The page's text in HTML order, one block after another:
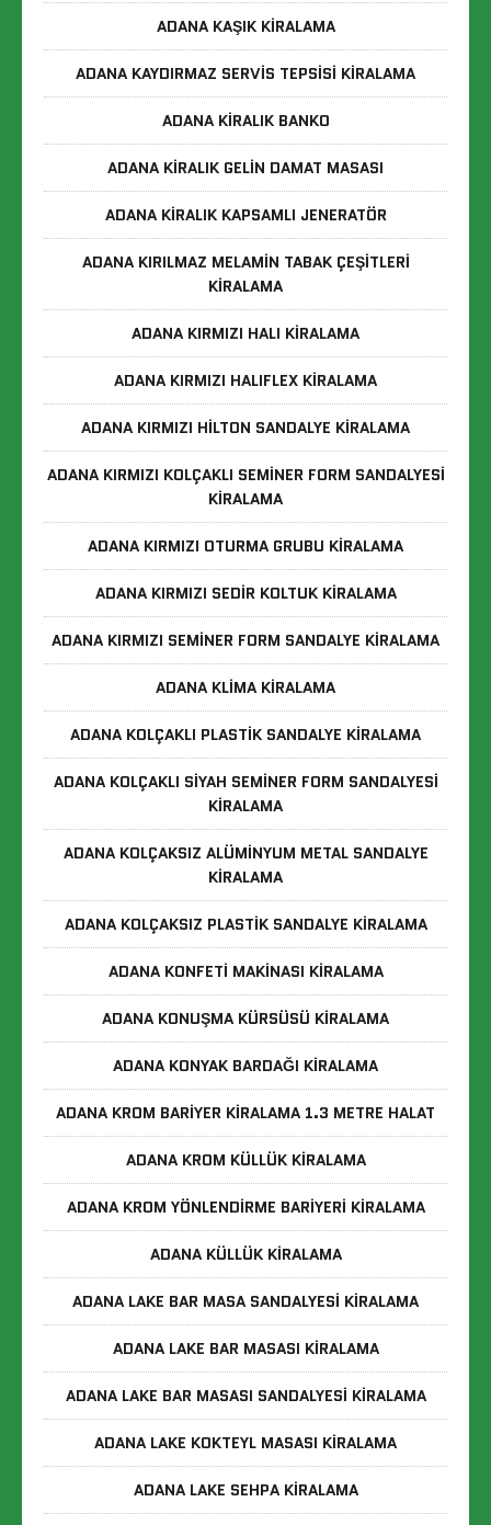
ADANA KAŞIK KIRALAMA
ADANA KAYDIRMAZ SERVIS TEPSISI KIRALAMA
ADANA KIRALIK BANKO
ADANA KIRALIK GELIN DAMAT MASASI
ADANA KIRALIK KAPSAMLI JENERATÖR
ADANA KIRILMAZ MELAMIN TABAK ÇEŞITLERI
KIRALAMA
ADANA KIRMIZI HALI KIRALAMA
ADANA KIRMIZI HALIFLEX KIRALAMA
ADANA KIRMIZI HILTON SANDALYE KIRALAMA
ADANA KIRMIZI KOLÇAKLI SEMINER FORM SANDALYESI
KIRALAMA
ADANA KIRMIZI OTURMA GRUBU KIRALAMA
ADANA KIRMIZI SEDIR KOLTUK KIRALAMA
ADANA KIRMIZI SEMINER FORM SANDALYE KIRALAMA
ADANA KLIMA KIRALAMA
ADANA KOLÇAKLI PLASTIK SANDALYE KIRALAMA
ADANA KOLÇAKLI SIYAH SEMINER FORM SANDALYESI
KIRALAMA
ADANA KOLÇAKSIZ ALÜMINYUM METAL SANDALYE
KIRALAMA
ADANA KOLÇAKSIZ PLASTIK SANDALYE KIRALAMA
ADANA KONFETI MAKINASI KIRALAMA
ADANA KONUŞMA KÜRSÜSÜ KIRALAMA
ADANA KONYAK BARDAĞI KIRALAMA
ADANA KROM BARIYER KIRALAMA 1.3 METRE HALAT
ADANA KROM KÜLLÜK KIRALAMA
ADANA KROM YÖNLENDIRME BARIYERI KIRALAMA
ADANA KÜLLÜK KIRALAMA
ADANA LAKE BAR MASA SANDALYESI KIRALAMA
ADANA LAKE BAR MASASI KIRALAMA
ADANA LAKE BAR MASASI SANDALYESI KIRALAMA
ADANA LAKE KOKTEYL MASASI KIRALAMA
ADANA LAKE SEHPA KIRALAMA